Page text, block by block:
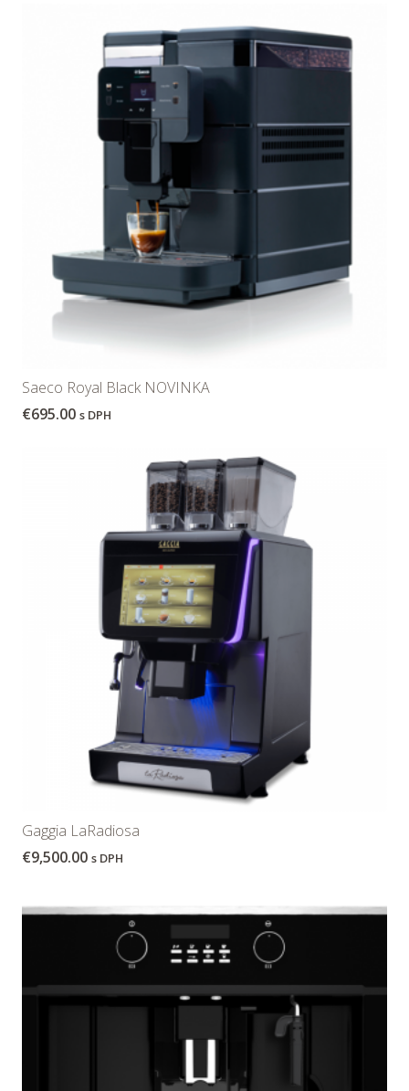
Saeco Royal Black NOVINKA
€695.00 s DPH
Gaggia LaRadiosa
€9,500.00 s DPH